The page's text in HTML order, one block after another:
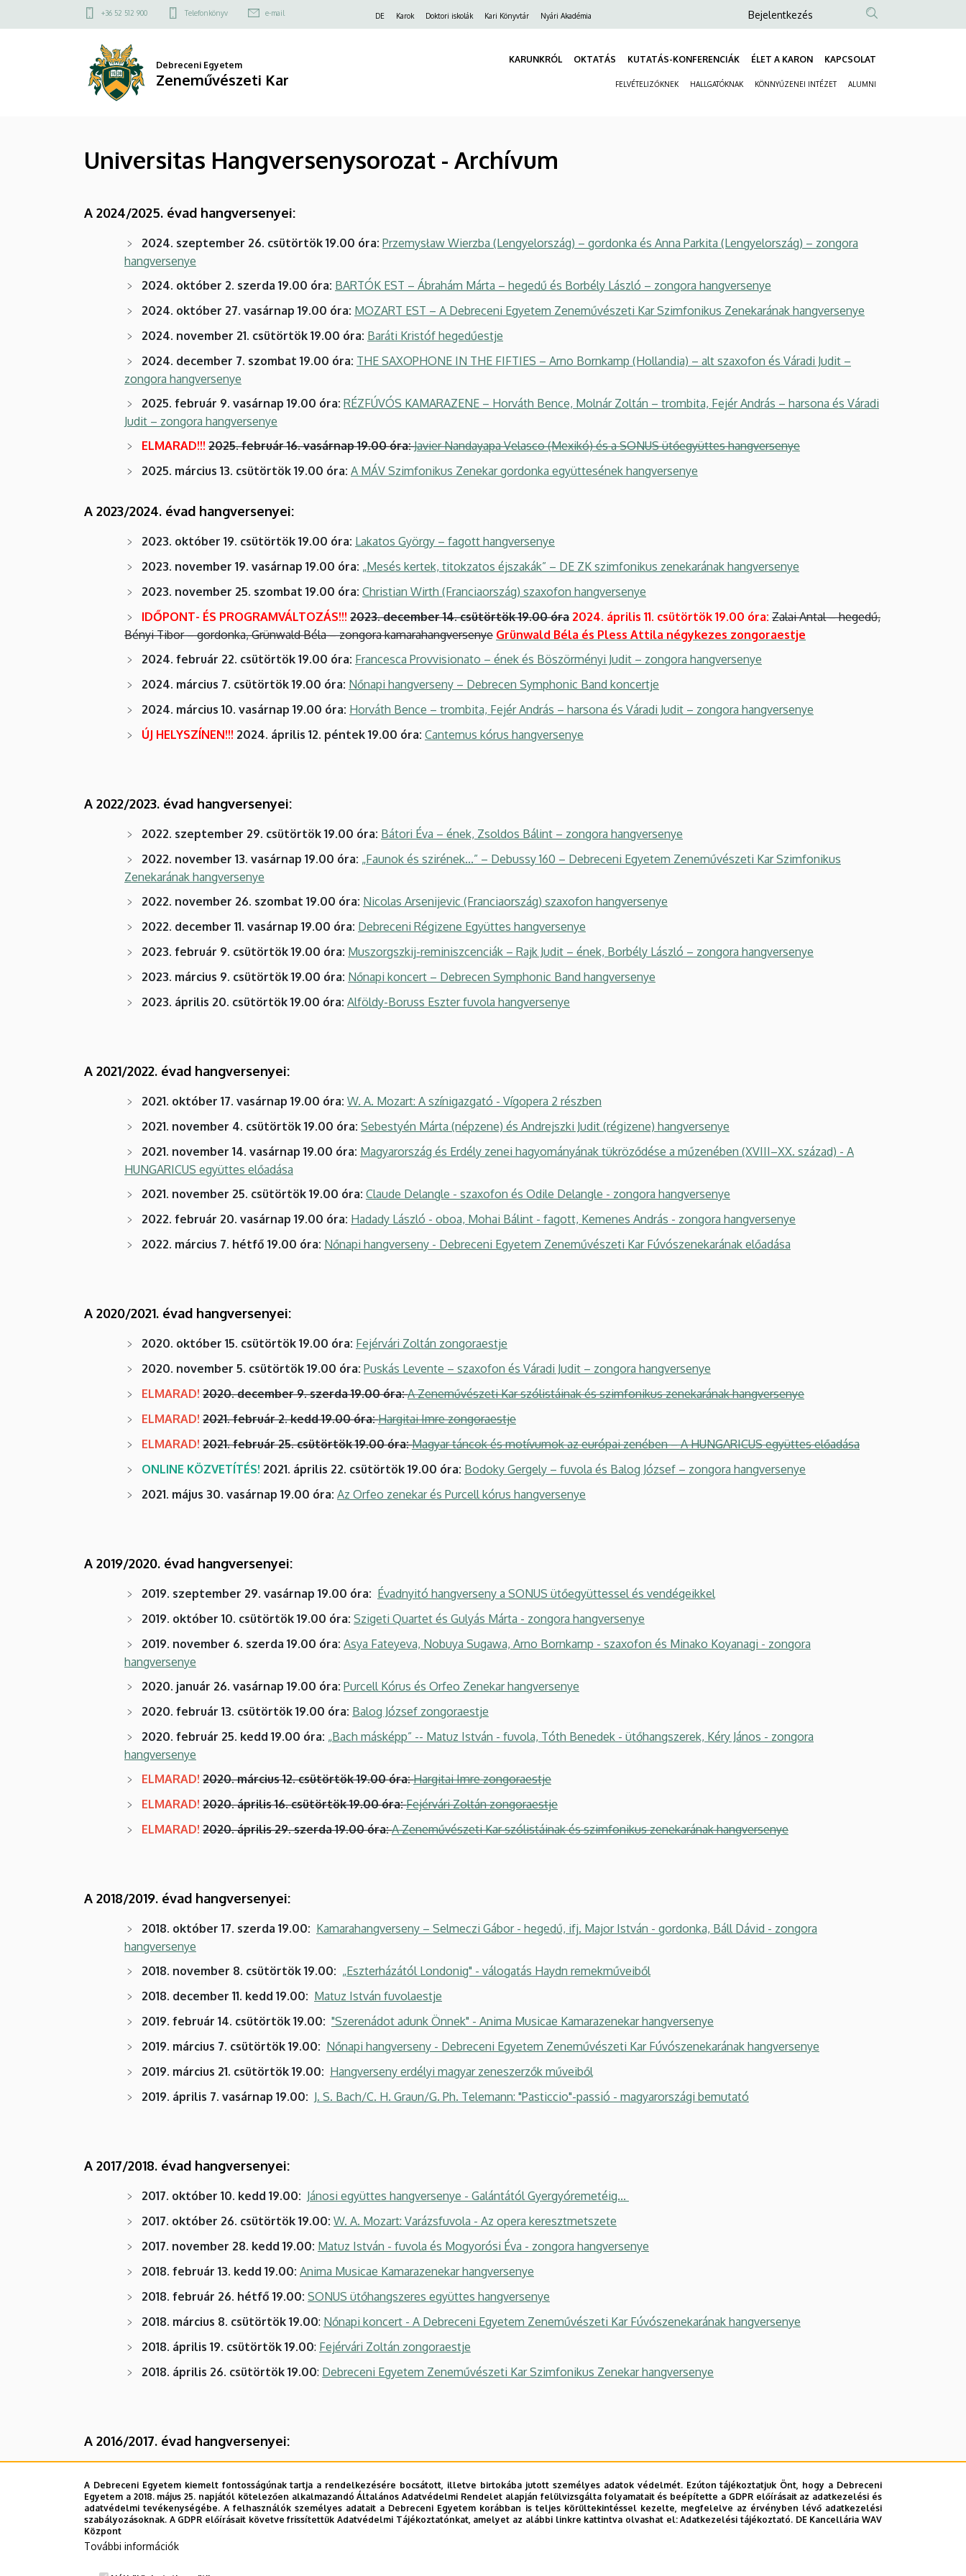
Universitas
Hangversenysorozat
Archívum
Zeneművészeti
a
Felső
menü
+36 52 512 900 Telefonkönyv e-mail
Felső
DE Karok Doktori iskolák Kari Könyvtár Nyári Akadémia
Anonim
fiók
menüje
Bejelentkezés
Debreceni Egyetem
Zeneművészeti Kar
KARUNKRÓL OKTATÁS KUTATÁS-KONFERENCIÁK ÉLET A KARON KAPCSOLAT
FELVÉTELIZŐKNEK HALLGATÓKNAK KÖNNYŰZENEI INTÉZET ALUMNI
Universitas Hangversenysorozat - Archívum
A 2024/2025. évad hangversenyei:
2024. szeptember 26. csütörtök 19.00 óra: Przemysław Wierzba (Lengyelország) – gordonka és Anna Parkita (Lengyelország) – zongora
hangversenye
2024. október 2. szerda 19.00 óra: BARTÓK EST – Ábrahám Márta – hegedű és Borbély László – zongora hangversenye
2024. október 27. vasárnap 19.00 óra: MOZART EST – A Debreceni Egyetem Zeneművészeti Kar Szimfonikus Zenekarának hangversenye
2024. november 21. csütörtök 19.00 óra: Baráti Kristóf hegedűestje
2024. december 7. szombat 19.00 óra: THE SAXOPHONE IN THE FIFTIES – Arno Bornkamp (Hollandia) – alt szaxofon és Váradi Judit –
zongora hangversenye
2025. február 9. vasárnap 19.00 óra: RÉZFÚVÓS KAMARAZENE – Horváth Bence, Molnár Zoltán – trombita, Fejér András – harsona és Váradi
Judit – zongora hangversenye
ELMARAD!!! 2025. február 16. vasárnap 19.00 óra: Javier Nandayapa Velasco (Mexikó) és a SONUS ütőegyüttes hangversenye
2025. március 13. csütörtök 19.00 óra: A MÁV Szimfonikus Zenekar gordonka együttesének hangversenye
A 2023/2024. évad hangversenyei:
2023. október 19. csütörtök 19.00 óra: Lakatos György – fagott hangversenye
2023. november 19. vasárnap 19.00 óra: „Mesés kertek, titokzatos éjszakák” – DE ZK szimfonikus zenekarának hangversenye
2023. november 25. szombat 19.00 óra: Christian Wirth (Franciaország) szaxofon hangversenye
IDŐPONT- ÉS PROGRAMVÁLTOZÁS!!! 2023. december 14. csütörtök 19.00 óra 2024. április 11. csütörtök 19.00 óra: Zalai Antal – hegedű,
Bényi Tibor – gordonka, Grünwald Béla – zongora kamarahangversenye Grünwald Béla és Pless Attila négykezes zongoraestje
2024. február 22. csütörtök 19.00 óra: Francesca Provvisionato – ének és Böszörményi Judit – zongora hangversenye
2024. március 7. csütörtök 19.00 óra: Nőnapi hangverseny – Debrecen Symphonic Band koncertje
2024. március 10. vasárnap 19.00 óra: Horváth Bence – trombita, Fejér András – harsona és Váradi Judit – zongora hangversenye
ÚJ HELYSZÍNEN!!! 2024. április 12. péntek 19.00 óra: Cantemus kórus hangversenye
A 2022/2023. évad hangversenyei:
2022. szeptember 29. csütörtök 19.00 óra: Bátori Éva – ének, Zsoldos Bálint – zongora hangversenye
2022. november 13. vasárnap 19.00 óra: „Faunok és szirének...” – Debussy 160 – Debreceni Egyetem Zeneművészeti Kar Szimfonikus
Zenekarának hangversenye
2022. november 26. szombat 19.00 óra: Nicolas Arsenijevic (Franciaország) szaxofon hangversenye
2022. december 11. vasárnap 19.00 óra: Debreceni Régizene Együttes hangversenye
2023. február 9. csütörtök 19.00 óra: Muszorgszkij-reminiszcenciák – Rajk Judit – ének, Borbély László – zongora hangversenye
2023. március 9. csütörtök 19.00 óra: Nőnapi koncert – Debrecen Symphonic Band hangversenye
2023. április 20. csütörtök 19.00 óra: Alföldy-Boruss Eszter fuvola hangversenye
A 2021/2022. évad hangversenyei:
2021. október 17. vasárnap 19.00 óra: W. A. Mozart: A színigazgató - Vígopera 2 részben
2021. november 4. csütörtök 19.00 óra: Sebestyén Márta (népzene) és Andrejszki Judit (régizene) hangversenye
2021. november 14. vasárnap 19.00 óra: Magyarország és Erdély zenei hagyományának tükröződése a műzenében (XVIII–XX. század) - A
HUNGARICUS együttes előadása
2021. november 25. csütörtök 19.00 óra: Claude Delangle - szaxofon és Odile Delangle - zongora hangversenye
2022. február 20. vasárnap 19.00 óra: Hadady László - oboa, Mohai Bálint - fagott, Kemenes András - zongora hangversenye
2022. március 7. hétfő 19.00 óra: Nőnapi hangverseny - Debreceni Egyetem Zeneművészeti Kar Fúvószenekarának előadása
A 2020/2021. évad hangversenyei:
2020. október 15. csütörtök 19.00 óra: Fejérvári Zoltán zongoraestje
2020. november 5. csütörtök 19.00 óra: Puskás Levente – szaxofon és Váradi Judit – zongora hangversenye
ELMARAD! 2020. december 9. szerda 19.00 óra: A Zeneművészeti Kar szólistáinak és szimfonikus zenekarának hangversenye
ELMARAD! 2021. február 2. kedd 19.00 óra:Hargitai Imre zongoraestje
ELMARAD! 2021. február 25. csütörtök 19.00 óra:Magyar táncok és motívumok az európai zenében –A HUNGARICUS együttes előadása
ONLINE KÖZVETÍTÉS! 2021. április 22. csütörtök 19.00 óra: Bodoky Gergely – fuvola és Balog József – zongora hangversenye
2021. május 30. vasárnap 19.00 óra: Az Orfeo zenekar és Purcell kórus hangversenye
A 2019/2020. évad hangversenyei:
2019. szeptember 29. vasárnap 19.00 óra: Évadnyitó hangverseny a SONUS ütőegyüttessel és vendégeikkel
2019. október 10. csütörtök 19.00 óra: Szigeti Quartet és Gulyás Márta - zongora hangversenye
2019. november 6. szerda 19.00 óra: Asya Fateyeva, Nobuya Sugawa, Arno Bornkamp - szaxofon és Minako Koyanagi - zongora
hangversenye
2020. január 26. vasárnap 19.00 óra: Purcell Kórus és Orfeo Zenekar hangversenye
2020. február 13. csütörtök 19.00 óra: Balog József zongoraestje
2020. február 25. kedd 19.00 óra: „Bach másképp” -- Matuz István - fuvola, Tóth Benedek - ütőhangszerek, Kéry János - zongora
hangversenye
ELMARAD! 2020. március 12. csütörtök 19.00 óra:Hargitai Imre zongoraestje
ELMARAD! 2020. április 16. csütörtök 19.00 óra: Fejérvári Zoltán zongoraestje
ELMARAD! 2020. április 29. szerda 19.00 óra: A Zeneművészeti Kar szólistáinak és szimfonikus zenekarának hangversenye
A 2018/2019. évad hangversenyei:
2018. október 17. szerda 19.00: Kamarahangverseny – Selmeczi Gábor - hegedű, ifj. Major István - gordonka, Báll Dávid - zongora
hangversenye
2018. november 8. csütörtök 19.00: „Eszterházától Londonig" - válogatás Haydn remekműveiből
2018. december 11. kedd 19.00: Matuz István fuvolaestje
2019. február 14. csütörtök 19.00: "Szerenádot adunk Önnek" - Anima Musicae Kamarazenekar hangversenye
2019. március 7. csütörtök 19.00: Nőnapi hangverseny - Debreceni Egyetem Zeneművészeti Kar Fúvószenekarának hangversenye
2019. március 21. csütörtök 19.00: Hangverseny erdélyi magyar zeneszerzők műveiből
2019. április 7. vasárnap 19.00: J. S. Bach/C. H. Graun/G. Ph. Telemann: "Pasticcio"-passió - magyarországi bemutató
A 2017/2018. évad hangversenyei:
2017. október 10. kedd 19.00: Jánosi együttes hangversenye - Galántától Gyergyóremetéig...
2017. október 26. csütörtök 19.00: W. A. Mozart: Varázsfuvola - Az opera keresztmetszete
2017. november 28. kedd 19.00: Matuz István - fuvola és Mogyorósi Éva - zongora hangversenye
2018. február 13. kedd 19.00: Anima Musicae Kamarazenekar hangversenye
2018. február 26. hétfő 19.00: SONUS ütőhangszeres együttes hangversenye
2018. március 8. csütörtök 19.00: Nőnapi koncert - A Debreceni Egyetem Zeneművészeti Kar Fúvószenekarának hangversenye
2018. április 19. csütörtök 19.00: Fejérvári Zoltán zongoraestje
2018. április 26. csütörtök 19.00: Debreceni Egyetem Zeneművészeti Kar Szimfonikus Zenekar hangversenye
A 2016/2017. évad hangversenyei:
2017. március 21. kedd 19.00:Zs. Szabó Mária – hegedű, Nagy Sándor – mélyhegedű, Scholz Anna – gordonka kamarazenei hangversenye
2017. március 8. szerda 19.00:Nőnapi hangverseny – A Debreceni Egyetem Zeneművészeti Kar Fúvószenekarának hangversenye
2017. február 16. csütörtök 19.00:
A Debreceni Egyetem kiemelt fontosságúnak tartja a rendelkezésére bocsátott, illetve birtokába jutott személyes adatok védelmét. Ezúton tájékoztatjuk Önt, hogy a Debreceni
Egyetem a 2018. május 25. napjától kötelezően alkalmazandó Általános Adatvédelmi Rendelet alapján felülvizsgálta folyamatait és beépítette a GDPR előírásait az adatkezelési és
adatvédelmi tevékenységébe. A felhasználók személyes adatait a Debreceni Egyetem korábban is teljes körültekintéssel kezelte, megfelelve az érvényben lévő adatkezelési
szabályozásoknak. A GDPR előírásait követve frissítettük Adatvédelmi Tájékoztatónkat, amelyet az alábbi linkre kattintva olvashat el:Adatkezelési tájékoztató. DE Kancellária WAV
Központ
További információk